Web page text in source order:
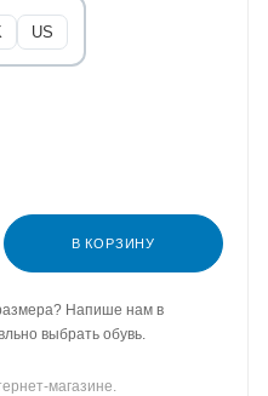
US
В КОРЗИНУ
Напише нам в
выбрать обувь.
магазине.